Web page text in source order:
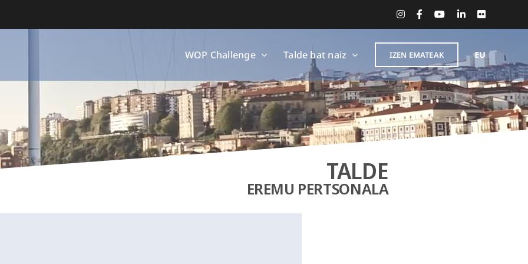
InstagramFacebookYouTubeLinkedIn
Flickr
WOP Challenge Talde bat naiz IZEN EMATEAK
TALDE
EREMU PERTSONALA